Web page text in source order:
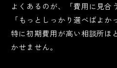
よくあるのが、「費用に見合
「もっとしっかり選べばよか
特に初期費用が高い相談所ほ
かせません。